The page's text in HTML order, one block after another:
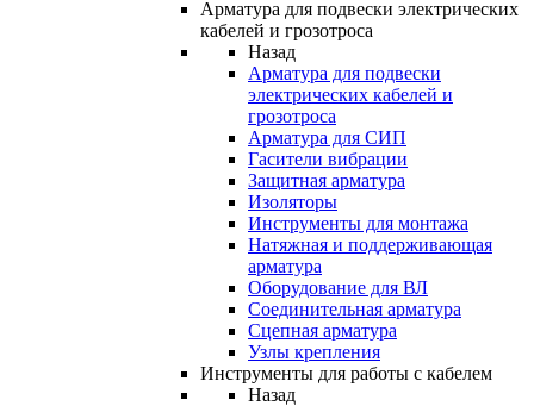
Арматура для подвески электрических
кабелей и грозотроса
Назад
Арматура для подвески
электрических кабелей и
грозотроса
Арматура для СИП
Гасители вибрации
Защитная арматура
Изоляторы
Инструменты для монтажа
Натяжная и поддерживающая
арматура
Оборудование для ВЛ
Соединительная арматура
Сцепная арматура
Узлы крепления
Инструменты для работы с кабелем
Назад